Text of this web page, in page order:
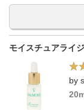
モイスチュアライ
by